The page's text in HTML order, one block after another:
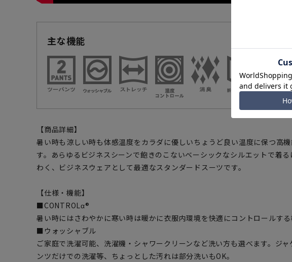
主な機能
【商品詳細】
暑い時も涼しい時も体感温度をカラダに優しいちょうど良い温度に保つ高
す。あらゆるビジネスシーンで飽きのこないベーシックなシルエットで着
わく、ビジネスウェアとして最適なスタンダードスーツです。
【仕様・機能】
■CONTROLα®
暑い時にはさわやかに寒い時は暖かに衣服内環境を快適にコントロールする
■ウォッシャブル
ご家庭で洗濯可能、洗濯機・シャワークリーンなど洗い方も選べます。ジ
ンツだけでの洗濯等、ちょっとした汚れは部分洗いもOK。